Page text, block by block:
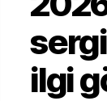
ilgi